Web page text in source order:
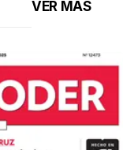
VER MÁS